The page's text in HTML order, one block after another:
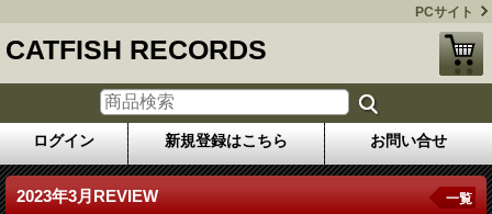
PCサイト
CATFISH RECORDS
ログイン 新規登録はこちら お問い合せ
2023年3月REVIEW 一覧